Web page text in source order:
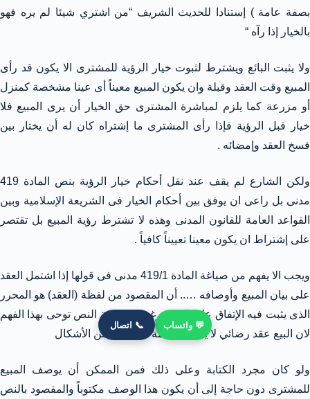
بصفة عامة ) إستنادا للحديث الشريف “من اشتري شيئا لم يره فهو
بالخيار إذا رآه “
ولا يثبت البائع ويشترط لثبوت خيار الرؤية للمشترى الا يكون قد رأى
المبيع وقت العقد وقبلة وان يكون المبيع معيناً أى عينا مشخصة كمنزل
أو مزرعة كما يلزم لمباشرة المشترى حق الخيار أن يرى المبيع فلا
خيار قبل الرؤية فإذا رأى المشترى ما إشتراه كان له أن يختار بين
فسخ العقد وإمضائه .
ولكن الشارع لم يقف عند نقل أحكام خيار الرؤية بنص المادة 419
مدنى بل راعى ان يوفق بين أحكام الخيار فى الشريعة الإسلامية وبين
القواعد العامة للقانون المدنى وهذه لا تشترط رؤية المبيع بل تقتصر
على إشتراط ان يكون معينا تعييناً كافياً .
ويجب الا يفهم من صياغة المادة 419/1 مدنى فى قولها إذا اشتمل العقد
على بيان المبيع وأوصافه ….. أن المقصود من لفظة (العقد) هو المحرر
الذى يثبت فيه الإتفاق على المبيع رغم ان صيغة النص توحى بهذا الفهم
لان البيع عقد رضائي لا يلزم لا تمامة أى شكل من الأشكال
ولو كان مجرد الكتابة وعلى ذلك فمن الممكن أن يوصف المبيع
للمشترى دون حاجة إلى أن يكون هذا الوصف مكتوباً والمقصود بالنص
💬 واتساب 📞 اتصال